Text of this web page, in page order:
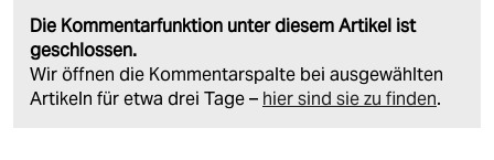
Die Kommentarfunktion unter diesem Artikel ist
geschlossen.
Wir öffnen die Kommentarspalte bei ausgewählten
Artikeln für etwa drei Tage – hier sind sie zu finden.